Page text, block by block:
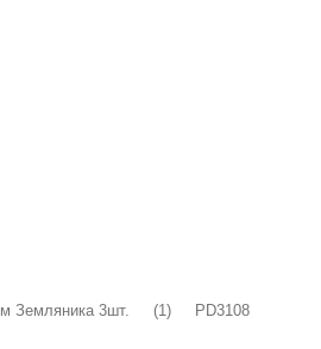
Земляника 3шт. (1) PD3108